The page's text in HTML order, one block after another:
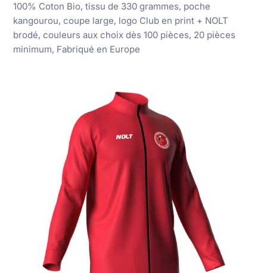
100% Coton Bio, tissu de 330 grammes, poche
kangourou, coupe large, logo Club en print + NOLT
brodé, couleurs aux choix dès 100 pièces, 20 pièces
minimum, Fabriqué en Europe